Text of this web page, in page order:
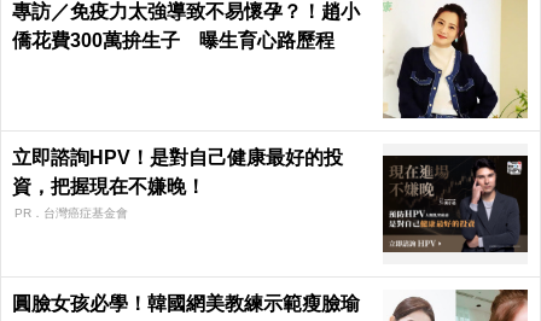
專訪／免疫力太強導致不易懷孕？！趙小
僑花費300萬拚生子 曝生育心路歷程
立即諮詢HPV！是對自己健康最好的投
資，把握現在不嫌晚！
PR．台灣癌症基金會
圓臉女孩必學！韓國網美教練示範瘦臉瑜